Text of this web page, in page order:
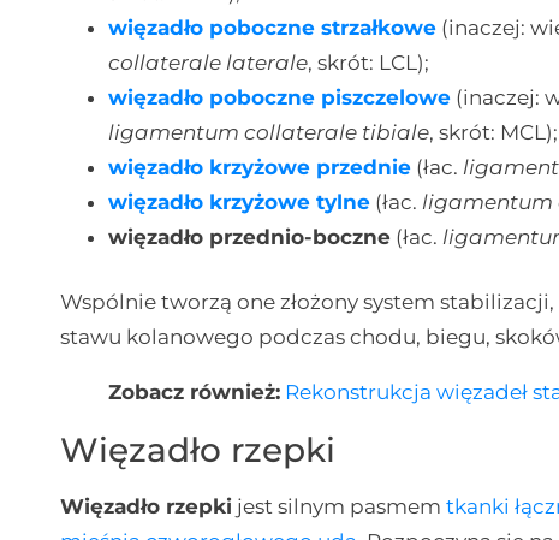
więzadło poboczne strzałkowe (inaczej:
collaterale laterale, skrót: LCL);
więzadło poboczne piszczelowe (inaczej:
ligamentum collaterale tibiale, skrót: MCL);
więzadło krzyżowe przednie (łac.
więzadło krzyżowe tylne (łac. ligamentum
więzadło przednio-boczne (łac.
Wspólnie tworzą one złożony system
stawu kolanowego podczas chodu, biegu,
Zobacz również: Rekonstrukcja więzadeł
Więzadło rzepki
Więzadło rzepki jest silnym pasmemtkanki